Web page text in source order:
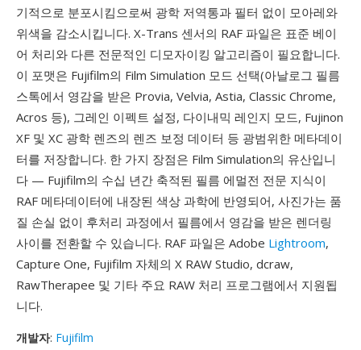
기적으로 분포시킴으로써 광학 저역통과 필터 없이 모아레와
위색을 감소시킵니다. X-Trans 센서의 RAF 파일은 표준 베이
어 처리와 다른 전문적인 디모자이킹 알고리즘이 필요합니다.
이 포맷은 Fujifilm의 Film Simulation 모드 선택(아날로그 필름
스톡에서 영감을 받은 Provia, Velvia, Astia, Classic Chrome,
Acros 등), 그레인 이펙트 설정, 다이내믹 레인지 모드, Fujinon
XF 및 XC 광학 렌즈의 렌즈 보정 데이터 등 광범위한 메타데이
터를 저장합니다. 한 가지 장점은 Film Simulation의 유산입니
다 — Fujifilm의 수십 년간 축적된 필름 에멀전 전문 지식이
RAF 메타데이터에 내장된 색상 과학에 반영되어, 사진가는 품
질 손실 없이 후처리 과정에서 필름에서 영감을 받은 렌더링
사이를 전환할 수 있습니다. RAF 파일은 Adobe Lightroom,
Capture One, Fujifilm 자체의 X RAW Studio, dcraw,
RawTherapee 및 기타 주요 RAW 처리 프로그램에서 지원됩
니다.
개발자: Fujifilm